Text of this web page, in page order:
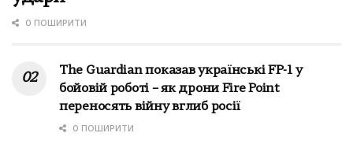
0 ПОШИРИТИ
The Guardian показав українські FP-1 у
бойовій роботі – як дрони Fire Point
переносять війну вглиб росії
0 ПОШИРИТИ